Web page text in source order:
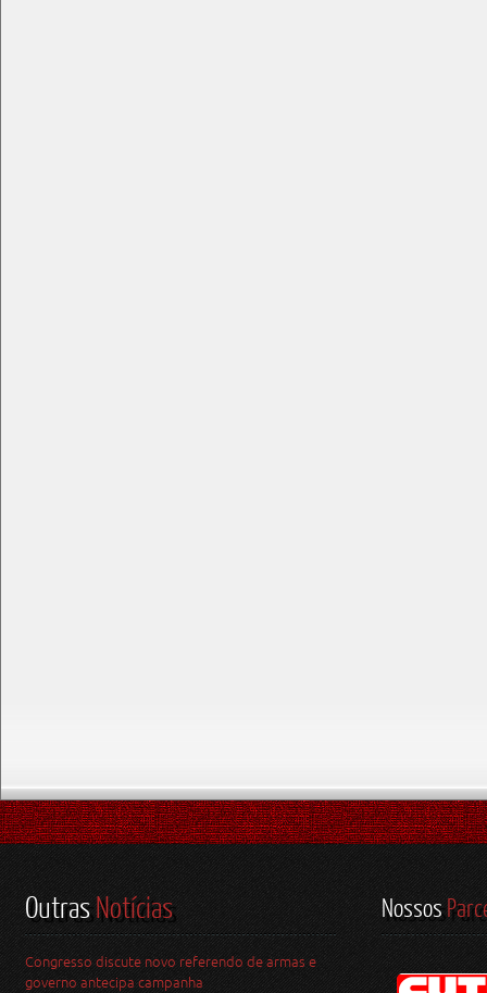
OutrasNotícias
Congresso discute novo referendo de armas e
governo antecipa campanha
Nossos